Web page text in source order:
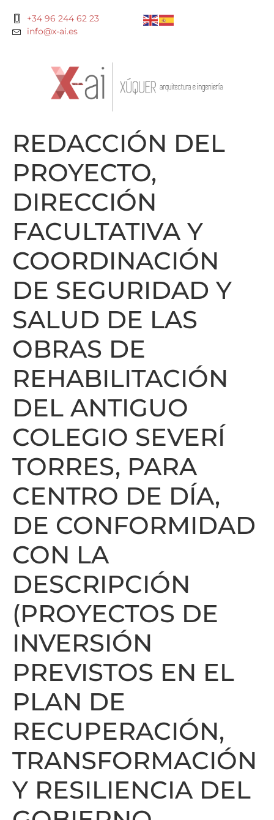
+34 96 244 62 23
info@x-ai.es
REDACCIÓN DEL
PROYECTO,
DIRECCIÓN
FACULTATIVA Y
COORDINACIÓN
DE SEGURIDAD Y
SALUD DE LAS
OBRAS DE
REHABILITACIÓN
DEL ANTIGUO
COLEGIO SEVERÍ
TORRES, PARA
CENTRO DE DÍA,
DE CONFORMIDAD
CON LA
DESCRIPCIÓN
(PROYECTOS DE
INVERSIÓN
PREVISTOS EN EL
PLAN DE
RECUPERACIÓN,
TRANSFORMACIÓN
Y RESILIENCIA DEL